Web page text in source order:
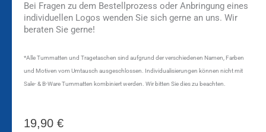
Bei Fragen zu dem Bestellprozess oder Anbringung eines
individuellen Logos wenden Sie sich gerne an uns. Wir
beraten Sie gerne!
*Alle Turnmatten und Tragetaschen sind aufgrund der verschiedenen Namen, Farben
und Motiven vom Umtausch ausgeschlossen. Individualisierungen können nicht mit
Sale- & B-Ware Turnmatten kombiniert werden. Wir bitten Sie dies zu beachten.
19,90 €